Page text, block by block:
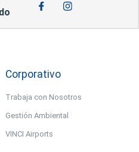
Corporativo
Trabaja con Nosotros
Gestión Ambiental
VINCI Airports